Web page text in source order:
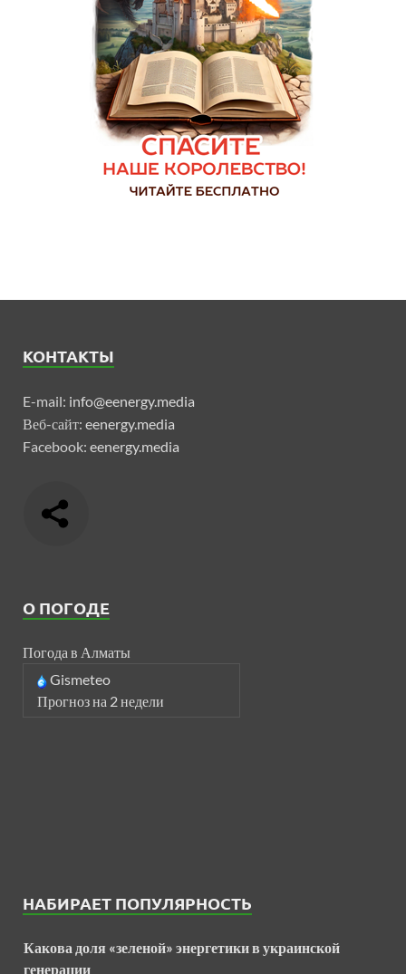
КОНТАКТЫ
E-mail: info@eenergy.media
Веб-сайт: eenergy.media
Facebook: eenergy.media
О ПОГОДЕ
Погода в Алматы
Gismeteo
Прогноз на 2 недели
НАБИРАЕТ ПОПУЛЯРНОСТЬ
Какова доля «зеленой» энергетики в украинской
генерации